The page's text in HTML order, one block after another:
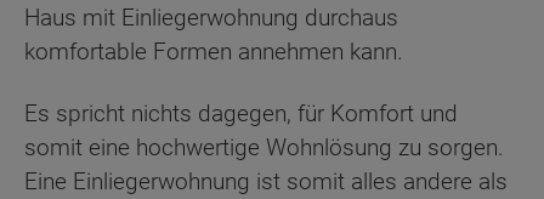
Haus mit Einliegerwohnung durchaus
komfortable Formen annehmen kann.
Es spricht nichts dagegen, für Komfort und
somit eine hochwertige Wohnlösung zu sorgen.
Eine Einliegerwohnung ist somit alles andere als